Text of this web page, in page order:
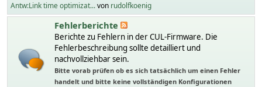
Antw:Link time optimizat...von rudolfkoenig
Fehlerberichte
Berichte zu Fehlern in der CUL-Firmware. Die
Fehlerbeschreibung sollte detailliert und
nachvollziehbar sein.
Bitte vorab prüfen ob es sich tatsächlich um einen Fehler
handelt und bitte keine vollständigen Konfigurationen